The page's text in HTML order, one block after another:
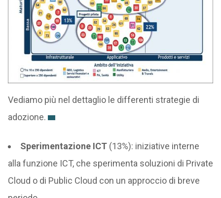
Vediamo più nel dettaglio le differenti strategie di
adozione.
Sperimentazione ICT(13%): iniziative interne
alla funzione ICT, che sperimenta soluzioni di Private
Cloud o di Public Cloud con un approccio di breve